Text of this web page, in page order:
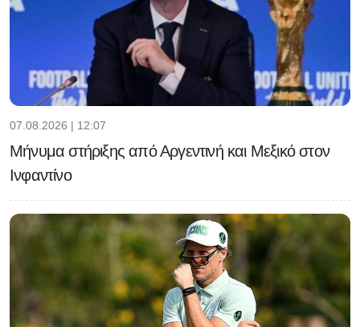
07.08.2026 | 12:07
Μήνυμα στήριξης από Αργεντινή και Μεξικό στον
Ινφαντίνο